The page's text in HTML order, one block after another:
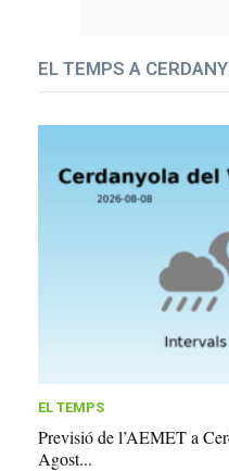
EL TEMPS A
EL TEMPS
Previsió de l’AEMET a
Agost...